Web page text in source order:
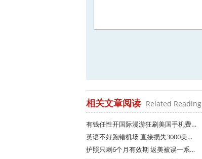
相关文章阅读 Related Reading
有钱任性开国际漫游狂刷美国手机费…
英语不好跑错机场 直接损失3000美…
护照只剩6个月有效期 返美被误一系…